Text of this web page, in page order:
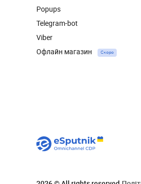
Popups
Telegram-bot
Viber
Офлайн магазин
Скоро